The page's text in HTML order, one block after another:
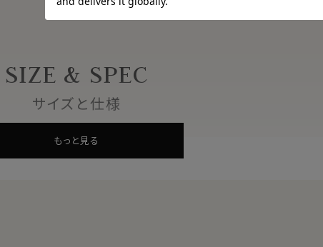
SIZE & SPEC
サイズと仕様
もっと見る